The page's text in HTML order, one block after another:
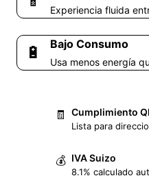
Experiencia fluida
🔋 Bajo Consumo
Usa menos energía
🧾 Cumplimiento
Lista para
💰 IVA Suizo
8.1% calculado